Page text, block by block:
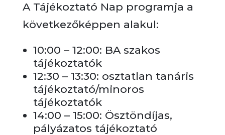
A Tájékoztató Nap programja a
következőképpen alakul:
10:00 – 12:00: BA szakos
tájékoztatók
12:30 – 13:30: osztatlan tanáris
tájékoztató/minoros
tájékoztatók
14:00 – 15:00: Ösztöndíjas,
pályázatos tájékoztató